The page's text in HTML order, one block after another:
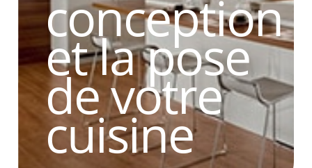
conception
et la pose
de votre
cuisine